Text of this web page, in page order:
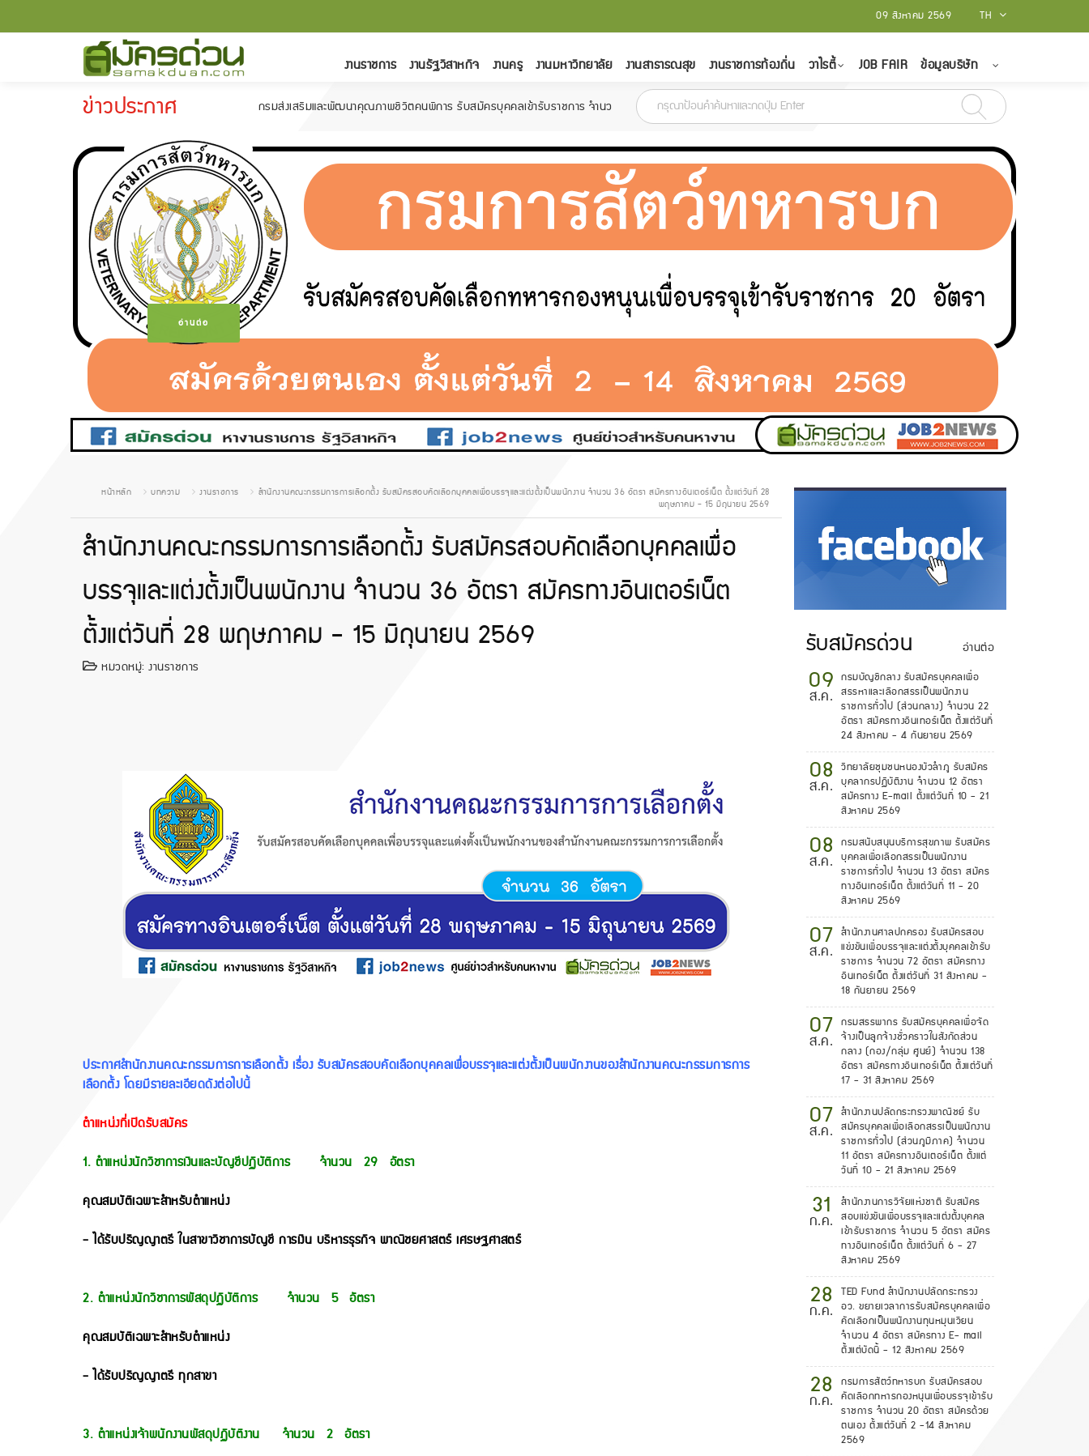
TH
09 สิงหาคม 2569
งานราชการ งานรัฐวิสาหกิจ งานครู งานมหาวิทยาลัย งานสาธารณสุข งานราชการท้องถิ่น วาไรตี้ JOB FAIR ข้อมูลบริษัท
ข่าวประกาศ กรมส่งเสริมและพัฒนาคุณภาพชีวิตคนพิการ รับสมัครบุคคลเข้ารับราชการ จำนวน 6 อัตรา สมัครตั้งแต่วันที่ 18 กุมภาพันธ์ - 15 มีนาคม 2565 สถาบันบัณฑิตพัฒนศิลป์ รับสมัครบุคคลเป็นพนักง
-
อ่านต่อ
หน้าหลัก บทความ งานราชการ
สำนักงานคณะกรรมการการเลือกตั้ง รับสมัครสอบคัดเลือกบุคคลเพื่อบรรจุและแต่งตั้งเป็นพนักงาน จำนวน 36 อัตรา สมัครทางอินเตอร์เน็ต ตั้งแต่วันที่ 28
พฤษภาคม - 15 มิถุนายน 2569
สำนักงานคณะกรรมการการเลือกตั้ง รับสมัครสอบคัดเลือกบุคคลเพื่อ
บรรจุและแต่งตั้งเป็นพนักงาน จำนวน 36 อัตรา สมัครทางอินเตอร์เน็ต
ตั้งแต่วันที่ 28 พฤษภาคม - 15 มิถุนายน 2569
หมวดหมู่: งานราชการ
ประกาศสำนักงานคณะกรรมการการเลือกตั้ง เรื่อง รับสมัครสอบคัดเลือกบุคคลเพื่อบรรจุและแต่งตั้งเป็นพนักงานของสำนักงานคณะกรรมการการ
เลือกตั้ง โดยมีรายละเอียดดังต่อไปนี้
ตำแหน่งที่เปิดรับสมัคร
1. ตำแหน่งนักวิชาการเงินและบัญชีปฏิบัติการ จำนวน 29 อัตรา
คุณสมบัติเฉพาะสำหรับตำแหน่ง
- ได้รับปริญญาตรี ในสาขาวิชาการบัญชี การเงิน บริหารธุรกิจ พาณิชยศาสตร์ เศรษฐศาสตร์
2. ตำแหน่งนักวิชาการพัสดุปฏิบัติการ จำนวน 5 อัตรา
คุณสมบัติเฉพาะสำหรับตำแหน่ง
- ได้รับปริญญาตรี ทุกสาขา
3. ตำแหน่งเจ้าพนักงานพัสดุปฏิบัติงาน จำนวน 2 อัตรา
.
รับสมัครด่วน อ่านต่อ
09
ส.ค.
กรมบัญชีกลาง รับสมัครบุคคลเพื่อ
สรรหาและเลือกสรรเป็นพนักงาน
ราชการทั่วไป (ส่วนกลาง) จำนวน 22
อัตรา สมัครทางอินเทอร์เน็ต ตั้งแต่วันที่
24 สิงหาคม - 4 กันยายน 2569
08
ส.ค.
วิทยาลัยชุมชนหนองบัวลำภู รับสมัคร
บุคลากรปฏิบัติงาน จำนวน 12 อัตรา
สมัครทาง E-mail ตั้งแต่วันที่ 10 - 21
สิงหาคม 2569
08
ส.ค.
กรมสนับสนุนบริการสุขภาพ รับสมัคร
บุคคลเพื่อเลือกสรรเป็นพนักงาน
ราชการทั่วไป จำนวน 13 อัตรา สมัคร
ทางอินเทอร์เน็ต ตั้งแต่วันที่ 11 - 20
สิงหาคม 2569
07
ส.ค.
สำนักงานศาลปกครอง รับสมัครสอบ
แข่งขันเพื่อบรรจุและแต่งตั้งบุคคลเข้ารับ
ราชการ จำนวน 72 อัตรา สมัครทาง
อินเทอร์เน็ต ตั้งแต่วันที่ 31 สิงหาคม -
18 กันยายน 2569
07
ส.ค.
กรมสรรพากร รับสมัครบุคคลเพื่อจัด
จ้างเป็นลูกจ้างชั่วคราวในสังกัดส่วน
กลาง (กอง/กลุ่ม ศูนย์) จำนวน 138
อัตรา สมัครทางอินเทอร์เน็ต ตั้งแต่วันที่
17 - 31 สิงหาคม 2569
07
ส.ค.
สำนักงานปลัดกระทรวงพาณิชย์ รับ
สมัครบุคคลเพื่อเลือกสรรเป็นพนักงาน
ราชการทั่วไป (ส่วนภูมิภาค) จำนวน
11 อัตรา สมัครทางอินเตอร์เน็ต ตั้งแต่
วันที่ 10 - 21 สิงหาคม 2569
31
ก.ค.
สำนักงานการวิจัยแห่งชาติ รับสมัคร
สอบแข่งขันเพื่อบรรจุและแต่งตั้งบุคคล
เข้ารับราชการ จำนวน 5 อัตรา สมัคร
ทางอินเทอร์เน็ต ตั้งแต่วันที่ 6 - 27
สิงหาคม 2569
28
ก.ค.
TED Fund สำนักงานปลัดกระทรวง
อว. ขยายเวลาการรับสมัครบุคคลเพื่อ
คัดเลือกเป็นพนักงานทุนหมุนเวียน
จำนวน 4 อัตรา สมัครทาง E- mail
ตั้งแต่บัดนี้ - 12 สิงหาคม 2569
28
ก.ค.
กรมการสัตว์ทหารบก รับสมัครสอบ
คัดเลือกทหารกองหนุนเพื่อบรรจุเข้ารับ
ราชการ จำนวน 20 อัตรา สมัครด้วย
ตนเอง ตั้งแต่วันที่ 2 -14 สิงหาคม
2569